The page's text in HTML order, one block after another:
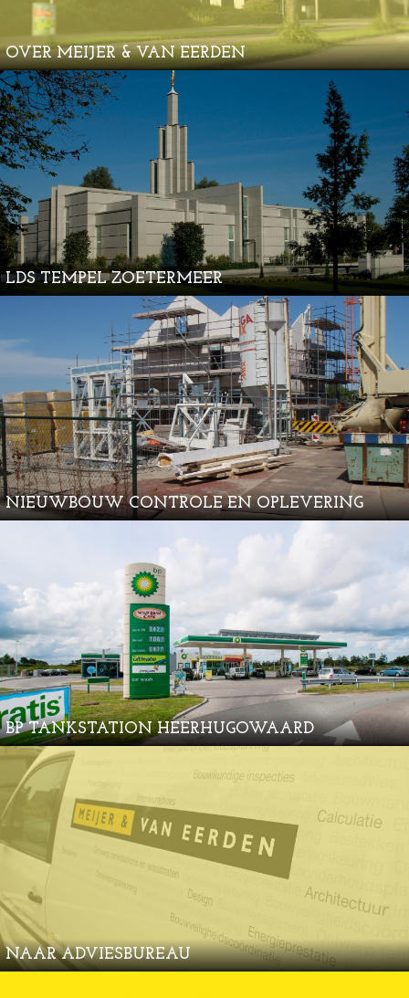
OVER MEIJER & VAN EERDEN
LDS TEMPEL ZOETERMEER
NIEUWBOUW CONTROLE EN OPLEVERING
BP TANKSTATION HEERHUGOWAARD
NAAR ADVIESBUREAU